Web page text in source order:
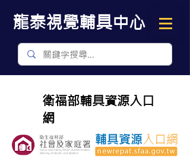
​龍泰視覺輔具中心
衛福部輔具資源入口
網